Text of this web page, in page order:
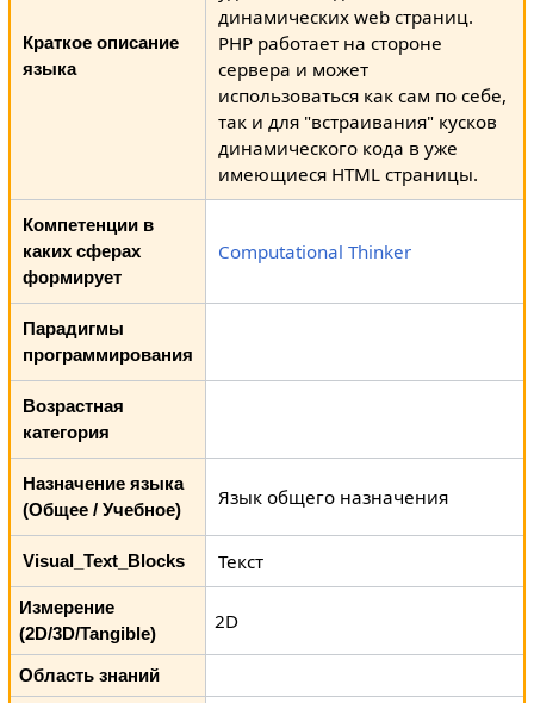
Краткое описание
языка
динамических web страниц.
PHP работает на стороне
сервера и может
использоваться как сам по себе,
так и для "встраивания" кусков
динамического кода в уже
имеющиеся HTML страницы.
Компетенции в
каких сферах
формирует
Computational Thinker
Парадигмы
программирования
Возрастная
категория
Назначение языка
(Общее / Учебное)
Язык общего назначения
Visual_Text_Blocks Текст
Измерение
(2D/3D/Tangible)
2D
Область знаний